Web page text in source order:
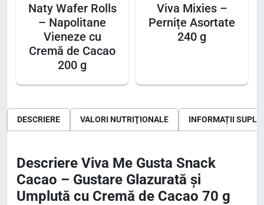
u
ș
U
m
l
u
t
Naty Wafer Rolls
– Napolitane
Vieneze cu
Cremă de Cacao
200 g
Viva Mixies –
Pernițe Asortate
240 g
DESCRIERE VALORI NUTRIŢIONALE INFORMAȚII
Descriere Viva Me Gusta Snack
Cacao – Gustare Glazurată și
Umplută cu Cremă de Cacao 70 g